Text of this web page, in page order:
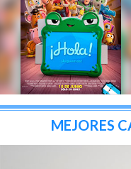
MEJORES